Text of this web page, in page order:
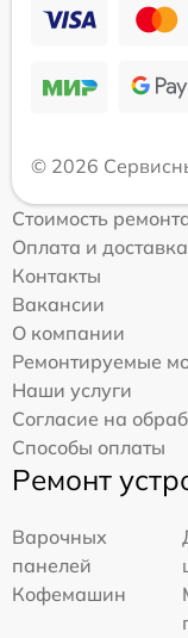
© 2026
Стоимость
Оплата и доставка
Контакты
Вакансии
О компании
Ремонтируемые
Наши услуги
Согласие на
Способы оплаты
Ремонт
Варочных
панелей
Кофемашин